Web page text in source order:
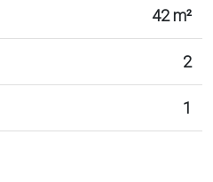
42 m²
2
1